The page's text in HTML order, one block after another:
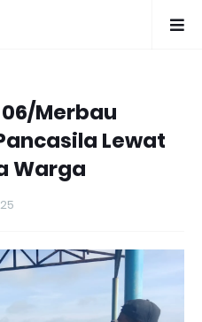
Merbau
Lewat
Warga